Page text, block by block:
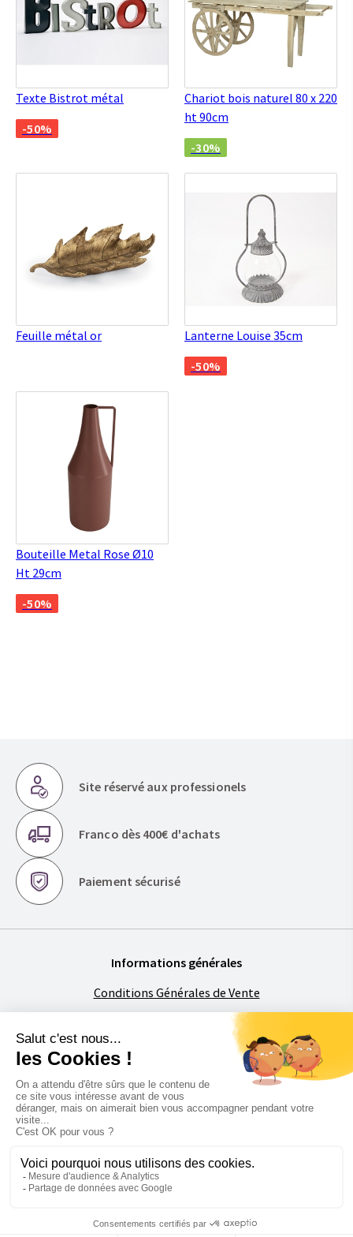
Texte Bistrot métal
-50%
Chariot bois naturel 80 x 220
ht 90cm
-30%
Feuille métal or
Lanterne Louise 35cm
-50%
Bouteille Metal Rose Ø10
Ht 29cm
-50%
Site réservé aux professionels
Franco dès 400€ d'achats
Paiement sécurisé
Informations générales
Conditions Générales de Vente
Politique de confidentialité
Foire aux Questions
À propos de Florimat
Contactez-nous